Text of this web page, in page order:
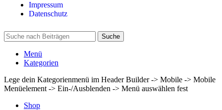
Impressum
Datenschutz
Suche
Menü
Kategorien
Lege dein Kategorienmenü im Header Builder -> Mobile -> Mobile
Menüelement -> Ein-/Ausblenden -> Menü auswählen fest
Shop